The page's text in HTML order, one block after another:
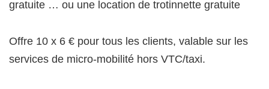
gratuite … ou une location de trotinnette gratuite
Offre 10 x 6 € pour tous les clients, valable sur les
services de micro-mobilité hors VTC/taxi.